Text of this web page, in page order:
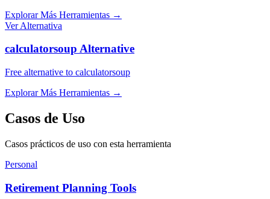
Explorar Más Herramientas →
Ver Alternativa
calculatorsoup Alternative
Free alternative to calculatorsoup
Explorar Más Herramientas →
Casos de Uso
Casos prácticos de uso con esta herramienta
Personal
Retirement Planning Tools